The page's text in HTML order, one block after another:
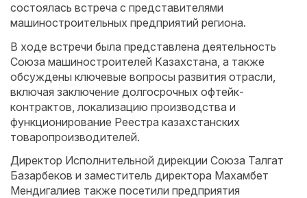
состоялась встреча с представителями
машиностроительных предприятий региона.
В ходе встречи была представлена деятельность
Союза машиностроителей Казахстана, а также
обсуждены ключевые вопросы развития отрасли,
включая заключение долгосрочных офтейк-
контрактов, локализацию производства и
функционирование Реестра казахстанских
товаропроизводителей.
Директор Исполнительной дирекции Союза Талгат
Базарбеков и заместитель директора Махамбет
Мендигалиев также посетили предприятия